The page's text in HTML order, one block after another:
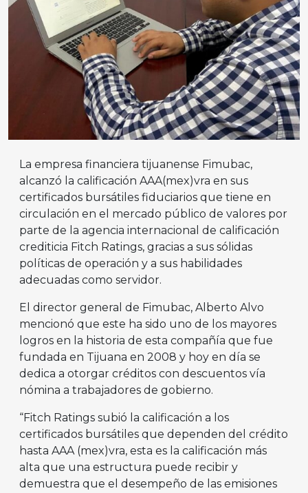
La empresa financiera tijuanense Fimubac,
alcanzó la calificación AAA(mex)vra en sus
certificados bursátiles fiduciarios que tiene en
circulación en el mercado público de valores por
parte de la agencia internacional de calificación
crediticia Fitch Ratings, gracias a sus sólidas
políticas de operación y a sus habilidades
adecuadas como servidor.
El director general de Fimubac, Alberto Alvo
mencionó que este ha sido uno de los mayores
logros en la historia de esta compañía que fue
fundada en Tijuana en 2008 y hoy en día se
dedica a otorgar créditos con descuentos vía
nómina a trabajadores de gobierno.
“Fitch Ratings subió la calificación a los
certificados bursátiles que dependen del crédito
hasta AAA (mex)vra, esta es la calificación más
alta que una estructura puede recibir y
demuestra que el desempeño de las emisiones